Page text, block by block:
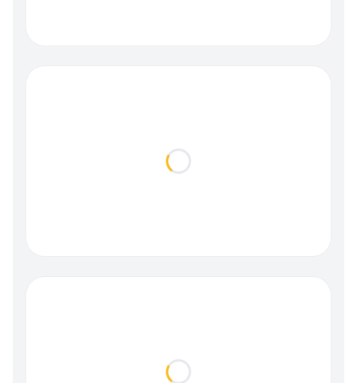
Loading...